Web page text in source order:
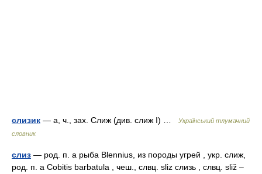
слизик — а, ч., зах. Слиж (див. слиж I) …
Український тлумачний
словник
слиз — род. п. а рыба Blennius, из породы угрей , укр. слиж,
род. п. а Cobitis barbatula , чеш., слвц. sliz слизь , слвц. sliž –